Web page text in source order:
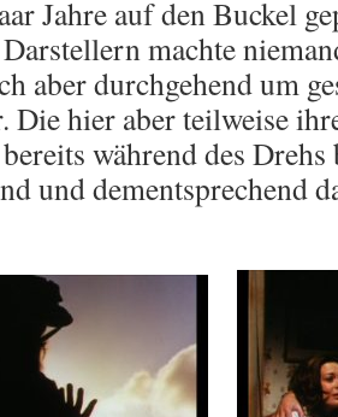
Jahre auf den Buckel
machte
aber durchgehend um
Die hier aber teilweise
während des
und dementsprechend